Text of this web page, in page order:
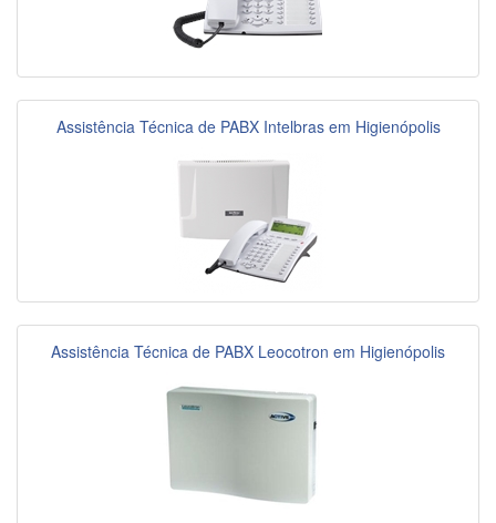
Assistência Técnica de PABX Intelbras em Higienópolis
Assistência Técnica de PABX Leocotron em Higienópolis